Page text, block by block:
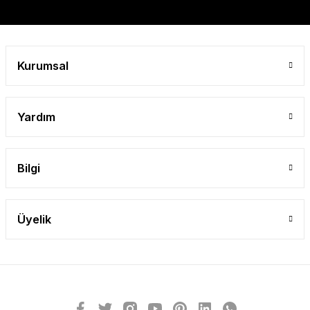
Kurumsal
Yardım
Bilgi
Üyelik